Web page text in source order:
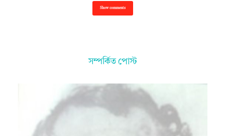
Show comments
সম্পর্কিত পোস্ট